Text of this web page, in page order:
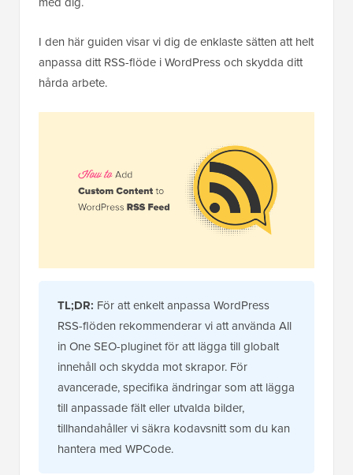
I den här guiden visar vi dig de enklaste sätten att helt
anpassa ditt RSS-flöde i WordPress och skydda ditt
hårda arbete.
TL;DR: För att enkelt anpassa WordPress
RSS-flöden rekommenderar vi att använda All
in One SEO-pluginet för att lägga till globalt
innehåll och skydda mot skrapor. För
avancerade, specifika ändringar som att lägga
till anpassade fält eller utvalda bilder,
tillhandahåller vi säkra kodavsnitt som du kan
hantera med WPCode.